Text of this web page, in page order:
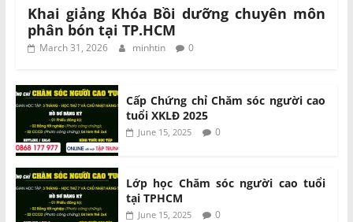
Khai giảng Khóa Bồi dưỡng chuyên môn
phân bón tại TP.HCM
March 31, 2026 minhtin 0
Cấp Chứng chỉ Chăm sóc người cao
tuổi XKLĐ 2025
June 15, 2025 0
Lớp học Chăm sóc người cao tuổi
tại TPHCM
June 15, 2025 0